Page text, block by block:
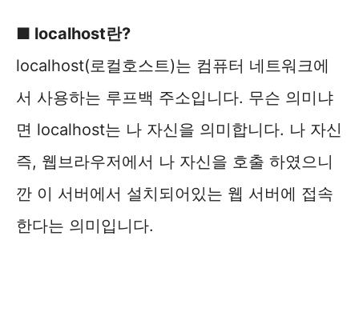
■ localhost란?
localhost(로컬호스트)는 컴퓨터 네트워크에
서 사용하는 루프백 주소입니다. 무슨 의미냐
면 localhost는 나 자신을 의미합니다. 나 자신
즉, 웹브라우저에서 나 자신을 호출 하였으니
깐 이 서버에서 설치되어있는 웹 서버에 접속
한다는 의미입니다.